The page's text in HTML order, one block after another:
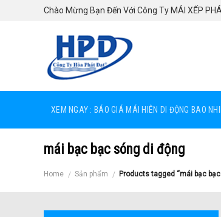
Chào Mừng Bạn Đến Với Công Ty MÁI XẾP
XEM NGAY : BÁO GIÁ MÁI HIÊN DI ĐỘNG BAO
mái bạc bạc sóng di động
Home / Sản phẩm / Products tagged “mái bạc